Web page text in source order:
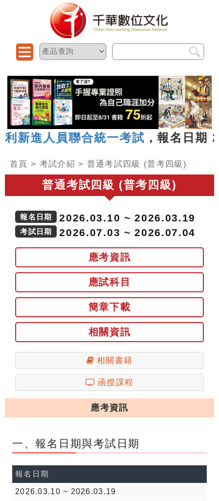
員聯合統一考試，報名日期
首頁 > 考試介紹 > 普通考試四級 (普考四級)
普通考試四級 (普考四級)
報名日期 2026.03.10 ~ 2026.03.19
考試日期 2026.07.03 ~ 2026.07.04
應考資訊
應試科目
簡章下載
相關資訊
相關書籍
函授課程
應考資訊
一、報名日期與考試日期
報名日期
2026.03.10 ~ 2026.03.19